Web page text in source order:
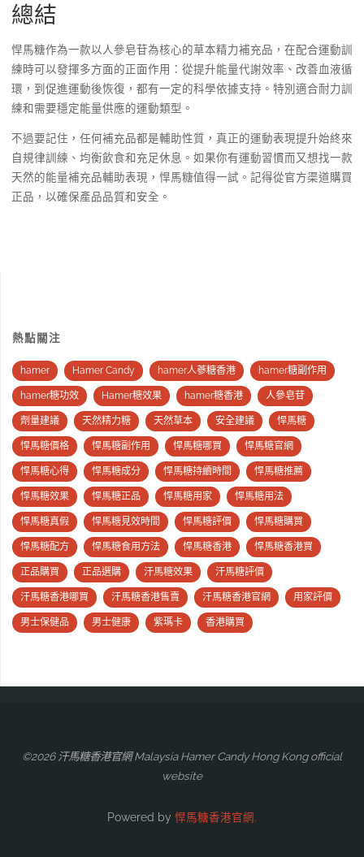
總結
悍馬糖作為一款以人參皂苷為核心的草本精力補充品，在配合運動訓
練時可以發揮多方面的正面作用：從提升能量代謝效率、改善血液循
環，到促進運動後恢復，都有一定的科學依據支持。特別適合耐力訓
練和需要穩定能量供應的運動類型。
不過要記住，任何補充品都是輔助性質，真正的運動表現提升始終來
自規律訓練、均衡飲食和充足休息。如果你有運動習慣而又想找一款
天然的能量補充品輔助表現，悍馬糖值得一試。記得從官方渠道購買
正品，以確保產品品質和安全。
熱點關注
hamer Hamer Candy hamer人蔘糖香港 hamer糖副作用
hamer糖功效 Hamer糖效果 hamer糖香港 人參皂苷
劑量建議 天然精力糖 天然草本 安全建議 悍馬糖
悍馬糖價格 悍馬糖副作用 悍馬糖哪買 悍馬糖官網
悍馬糖心得 悍馬糖成分 悍馬糖持續時間 悍馬糖推薦
悍馬糖效果 悍馬糖正品 悍馬糖用家 悍馬糖用法
悍馬糖真假 悍馬糖見效時間 悍馬糖評價 悍馬糖購買
悍馬糖配方 悍馬糖食用方法 悍馬糖香港 悍馬糖香港買
正品購買 正品選購 汗馬糖效果 汗馬糖評價
汗馬糖香港哪買 汗馬糖香港售賣 汗馬糖香港官網 用家評價
男士保健品 男士健康 紫瑪卡 香港購買
©2026 汗馬糖香港官網 Malaysia Hamer Candy Hong Kong official
website
Powered by 悍馬糖香港官網.